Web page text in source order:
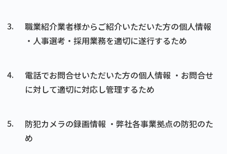
3.
職業紹介業者様からご紹介いただいた方の個人情報
・人事選考・採用業務を適切に遂行するため
4. 電話でお問合せいただいた方の個人情報 ・お問合せ
に対して適切に対応し管理するため
5. 防犯カメラの録画情報 ・弊社各事業拠点の防犯のた
め